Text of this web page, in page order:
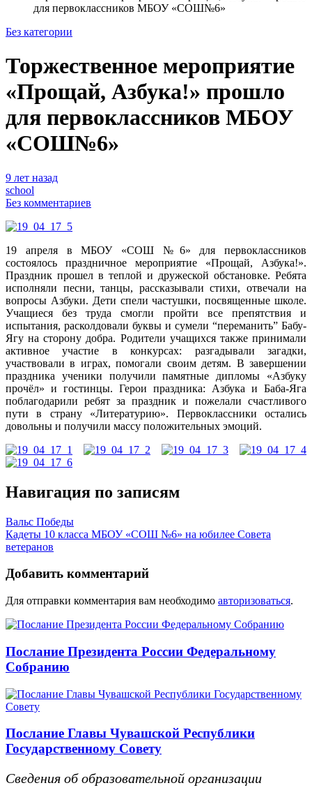
для первоклассников МБОУ «СОШ№6»
Без категории
Торжественное мероприятие
«Прощай, Азбука!» прошло
для первоклассников МБОУ
«СОШ№6»
9 лет назад
school
Без комментариев
19 апреля в МБОУ «СОШ №6» для первоклассников
состоялось праздничное мероприятие «Прощай, Азбука!».
Праздник прошел в теплой и дружеской обстановке. Ребята
исполняли песни, танцы, рассказывали стихи, отвечали на
вопросы Азбуки. Дети спели частушки, посвященные школе.
Учащиеся без труда смогли пройти все препятствия и
испытания, расколдовали буквы и сумели “переманить” Бабу-
Ягу на сторону добра. Родители учащихся также принимали
активное участие в конкурсах: разгадывали загадки,
участвовали в играх, помогали своим детям. В завершении
праздника ученики получили памятные дипломы «Азбуку
прочёл» и гостинцы. Герои праздника: Азбука и Баба-Яга
поблагодарили ребят за праздник и пожелали счастливого
пути в страну «Литературию». Первоклассники остались
довольны и получили массу положительных эмоций.
Навигация по записям
Вальс Победы
Кадеты 10 класса МБОУ «СОШ №6» на юбилее Совета
ветеранов
Добавить комментарий
Для отправки комментария вам необходимо авторизоваться.
Послание Президента России Федеральному
Собранию
Послание Главы Чувашской Республики
Государственному Совету
Сведения об образовательной организации